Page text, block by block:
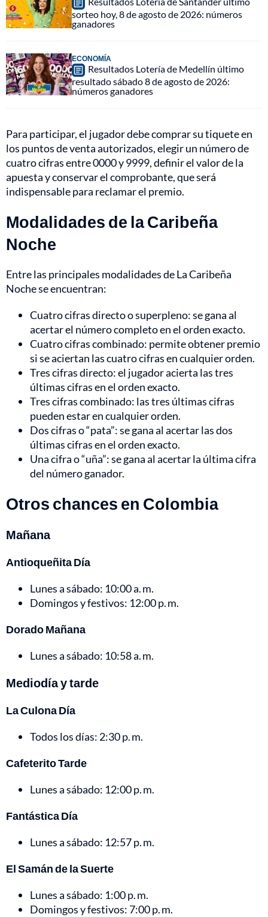
sorteo hoy, 8 de agosto de 2026: números
ganadores
ECONOMÍA
Resultados Lotería de Medellín último
resultado sábado 8 de agosto de 2026:
números ganadores
Para participar, el jugador debe comprar su tiquete en
los puntos de venta autorizados, elegir un número de
cuatro cifras entre 0000 y 9999, definir el valor de la
apuesta y conservar el comprobante, que será
indispensable para reclamar el premio.
Modalidades de la Caribeña
Noche
Entre las principales modalidades de La Caribeña
Noche se encuentran:
Cuatro cifras directo o superpleno: se gana al
acertar el número completo en el orden exacto.
Cuatro cifras combinado: permite obtener premio
si se aciertan las cuatro cifras en cualquier orden.
Tres cifras directo: el jugador acierta las tres
últimas cifras en el orden exacto.
Tres cifras combinado: las tres últimas cifras
pueden estar en cualquier orden.
Dos cifras o “pata”: se gana al acertar las dos
últimas cifras en el orden exacto.
Una cifra o “uña”: se gana al acertar la última cifra
del número ganador.
Otros chances en Colombia
Mañana
Antioqueñita Día
Lunes a sábado: 10:00 a. m.
Domingos y festivos: 12:00 p. m.
Dorado Mañana
Lunes a sábado: 10:58 a. m.
Mediodía y tarde
La Culona Día
Todos los días: 2:30 p. m.
Cafeterito Tarde
Lunes a sábado: 12:00 p. m.
Fantástica Día
Lunes a sábado: 12:57 p. m.
El Samán de la Suerte
Lunes a sábado: 1:00 p. m.
Domingos y festivos: 7:00 p. m.